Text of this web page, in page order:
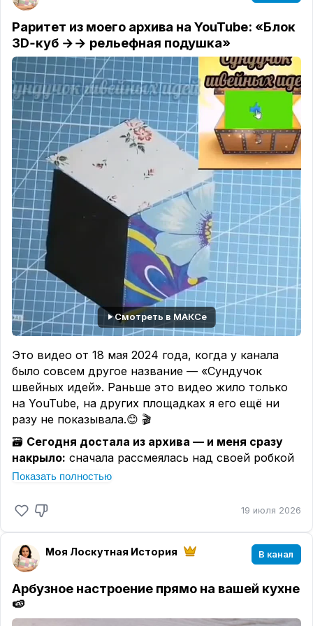
Раритет из моего архива на YouTube: «Блок
3D‑куб →→ рельефная подушка»
Смотреть в МАКСе
Это видео от 18 мая 2024 года, когда у канала
было совсем другое название — «Сундучок
швейных идей». Раньше это видео жило только
на YouTube, на других площадках я его ещё ни
разу не показывала.😊 🎬
🗃️ Сегодня достала из архива — и меня сразу
накрыло: сначала рассмеялась над своей робкой
интонацией, над тем, как старалась всё
волнения было на десятерых. 😄
Смотрю на эту работу и понимаю: тогда я ещё
так боялась ошибиться именно в подаче, ведь в
съёмках и блогерстве я была совсем
округе — ни одного знакомого блогера,
подсказать было некому, отталкивалась только от
Показать полностью
19 июля 2026
Моя Лоскутная История В канал
Арбузное настроение прямо на вашей кухне
🍉